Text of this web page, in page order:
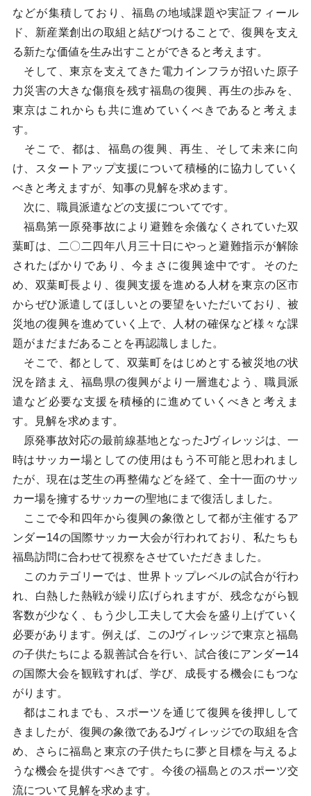
などが集積しており、福島の地域課題や実証フィール
ド、新産業創出の取組と結びつけることで、復興を支え
る新たな価値を生み出すことができると考えます。
そして、東京を支えてきた電力インフラが招いた原子
力災害の大きな傷痕を残す福島の復興、再生の歩みを、
東京はこれからも共に進めていくべきであると考えま
す。
そこで、都は、福島の復興、再生、そして未来に向
け、スタートアップ支援について積極的に協力していく
べきと考えますが、知事の見解を求めます。
次に、職員派遣などの支援についてです。
福島第一原発事故により避難を余儀なくされていた双
葉町は、二〇二四年八月三十日にやっと避難指示が解除
されたばかりであり、今まさに復興途中です。そのた
め、双葉町長より、復興支援を進める人材を東京の区市
からぜひ派遣してほしいとの要望をいただいており、被
災地の復興を進めていく上で、人材の確保など様々な課
題がまだまだあることを再認識しました。
そこで、都として、双葉町をはじめとする被災地の状
況を踏まえ、福島県の復興がより一層進むよう、職員派
遣など必要な支援を積極的に進めていくべきと考えま
す。見解を求めます。
原発事故対応の最前線基地となったJヴィレッジは、一
時はサッカー場としての使用はもう不可能と思われまし
たが、現在は芝生の再整備などを経て、全十一面のサッ
カー場を擁するサッカーの聖地にまで復活しました。
ここで令和四年から復興の象徴として都が主催するア
ンダー14の国際サッカー大会が行われており、私たちも
福島訪問に合わせて視察をさせていただきました。
このカテゴリーでは、世界トップレベルの試合が行わ
れ、白熱した熱戦が繰り広げられますが、残念ながら観
客数が少なく、もう少し工夫して大会を盛り上げていく
必要があります。例えば、このJヴィレッジで東京と福島
の子供たちによる親善試合を行い、試合後にアンダー14
の国際大会を観戦すれば、学び、成長する機会にもつな
がります。
都はこれまでも、スポーツを通じて復興を後押しして
きましたが、復興の象徴であるJヴィレッジでの取組を含
め、さらに福島と東京の子供たちに夢と目標を与えるよ
うな機会を提供すべきです。今後の福島とのスポーツ交
流について見解を求めます。